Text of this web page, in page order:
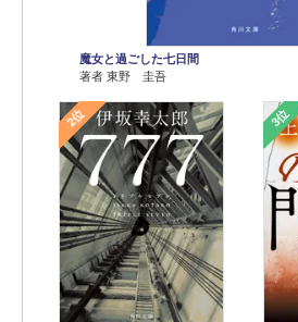
魔女と過ごした七日間
著者 東野 圭吾
2位 3位